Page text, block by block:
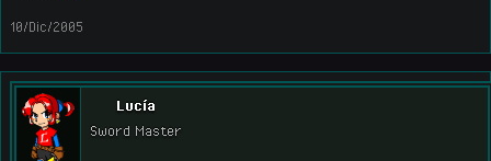
10/Dic/2005
Lucía
Sword Master